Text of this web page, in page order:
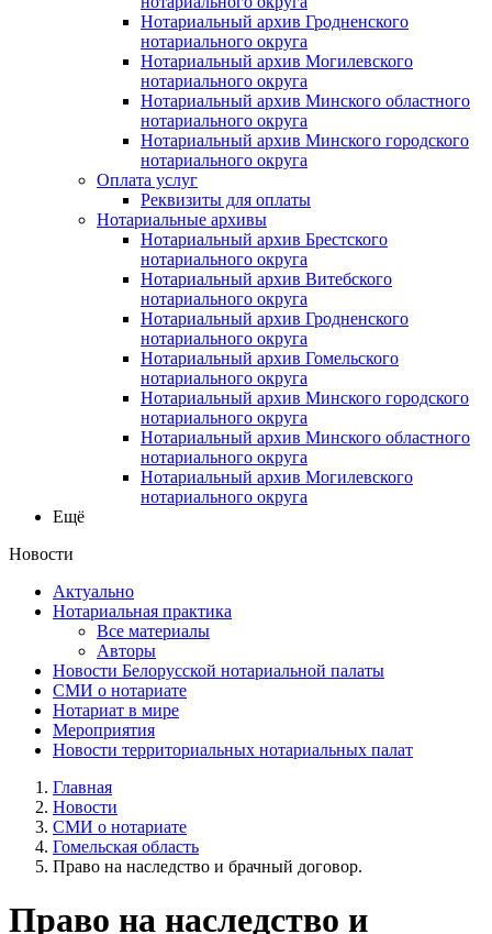
Нотариальный архив Гродненского
нотариального округа
Нотариальный архив Могилевского
нотариального округа
Нотариальный архив Минского областного
нотариального округа
Нотариальный архив Минского городского
нотариального округа
Оплата услуг
Реквизиты для оплаты
Нотариальные архивы
Нотариальный архив Брестского
нотариального округа
Нотариальный архив Витебского
нотариального округа
Нотариальный архив Гродненского
нотариального округа
Нотариальный архив Гомельского
нотариального округа
Нотариальный архив Минского городского
нотариального округа
Нотариальный архив Минского областного
нотариального округа
Нотариальный архив Могилевского
нотариального округа
Ещё
Новости
Актуально
Нотариальная практика
Все материалы
Авторы
Новости Белорусской нотариальной палаты
СМИ о нотариате
Нотариат в мире
Мероприятия
Новости территориальных нотариальных палат
Главная
Новости
СМИ о нотариате
Гомельская область
Право на наследство и брачный договор.
Право на наследство и